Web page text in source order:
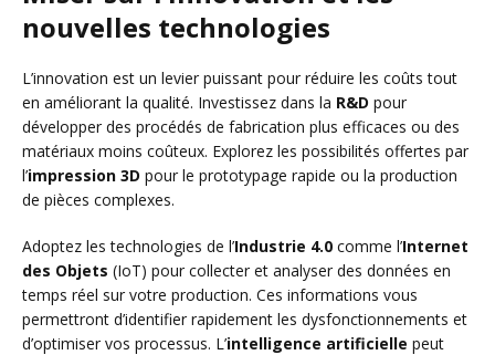
nouvelles technologies
L’innovation est un levier puissant pour réduire les coûts tout
en améliorant la qualité. Investissez dans la R&D pour
développer des procédés de fabrication plus efficaces ou des
matériaux moins coûteux. Explorez les possibilités offertes par
l’impression 3D pour le prototypage rapide ou la production
de pièces complexes.
Adoptez les technologies de l’Industrie 4.0 comme l’Internet
des Objets (IoT) pour collecter et analyser des données en
temps réel sur votre production. Ces informations vous
permettront d’identifier rapidement les dysfonctionnements et
d’optimiser vos processus. L’intelligence artificielle peut